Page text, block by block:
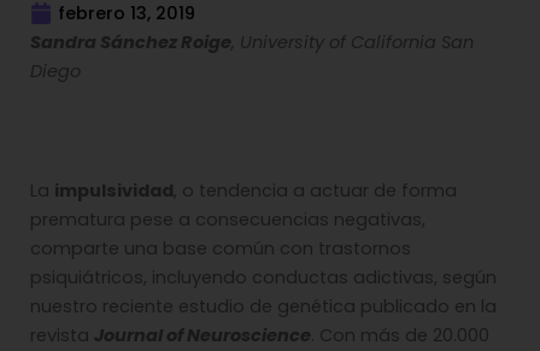
febrero 13, 2019
Sandra Sánchez Roige, University of California San
Diego
La impulsividad, o tendencia a actuar de forma
prematura pese a consecuencias negativas,
comparte una base común con trastornos
psiquiátricos, incluyendo conductas adictivas, según
nuestro reciente estudio de genética publicado en la
revista Journal of Neuroscience. Con más de 20.000